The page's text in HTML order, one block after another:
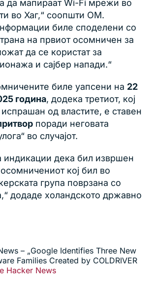
да мапираат Wi-Fi мрежи во
во Хаг,“ соопшти OM.
биле споделени со
на првиот осомничен за
да се користат за
и сајбер напади.“
биле уапсени на 22
година, додека третиот, кој
испрашан од властите, е ставен
поради неговата
во случајот.
индикации дека бил извршен
кој бил во
група поврзана со
додаде холандското државно
– „Google Identifies Three New
Families Created by COLDRIVER
Hacker News